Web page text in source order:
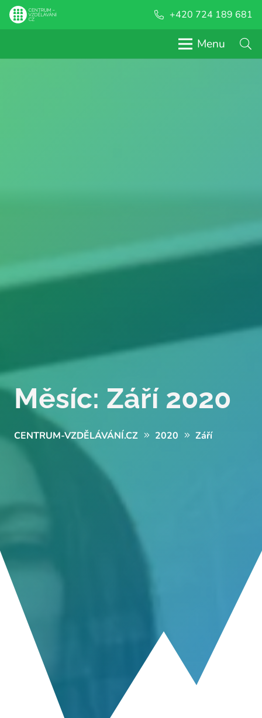
+420 724 189 681
Menu
Měsíc: Září 2020
CENTRUM-VZDĚLÁVÁNÍ.CZ 2020 Září